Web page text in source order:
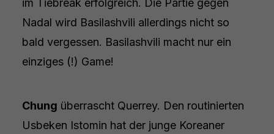
im Tiebreak erfolgreich. Die Partie gegen
Nadal wird Basilashvili allerdings nicht so
bald vergessen. Basilashvili macht nur ein
einziges (!) Game!
Chung überrascht Querrey. Den routinierten
Usbeken Istomin hat der junge Koreaner